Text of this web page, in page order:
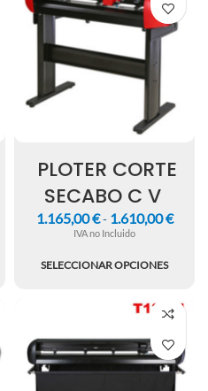
PLOTER CORTE
SECABO C V
1.165,00€ - 1.610,00€
IVA no Incluido
SELECCIONAR OPCIONES